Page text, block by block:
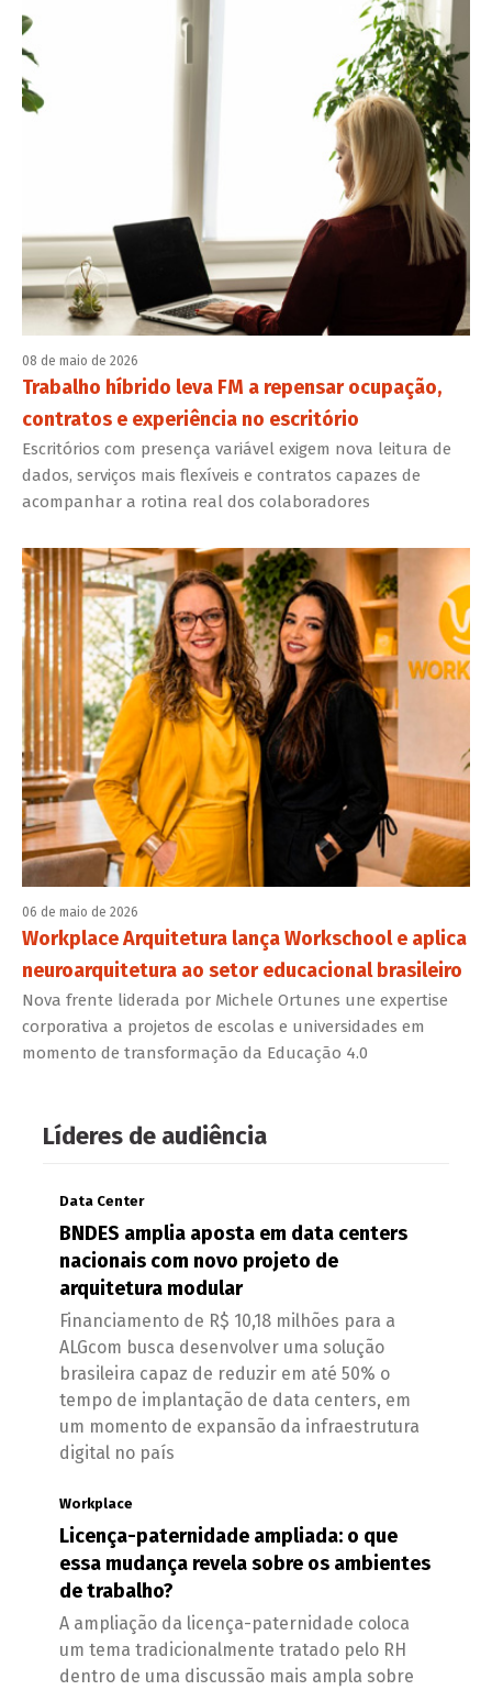
08 de maio de 2026
Trabalho híbrido leva FM a repensar ocupação,
contratos e experiência no escritório
Escritórios com presença variável exigem nova leitura de
dados, serviços mais flexíveis e contratos capazes de
acompanhar a rotina real dos colaboradores
06 de maio de 2026
Workplace Arquitetura lança Workschool e aplica
neuroarquitetura ao setor educacional brasileiro
Nova frente liderada por Michele Ortunes une expertise
corporativa a projetos de escolas e universidades em
momento de transformação da Educação 4.0
Líderes de audiência
Data Center
BNDES amplia aposta em data centers
nacionais com novo projeto de
arquitetura modular
Financiamento de R$ 10,18 milhões para a
ALGcom busca desenvolver uma solução
brasileira capaz de reduzir em até 50% o
tempo de implantação de data centers, em
um momento de expansão da infraestrutura
digital no país
Workplace
Licença-paternidade ampliada: o que
essa mudança revela sobre os ambientes
de trabalho?
A ampliação da licença-paternidade coloca
um tema tradicionalmente tratado pelo RH
dentro de uma discussão mais ampla sobre